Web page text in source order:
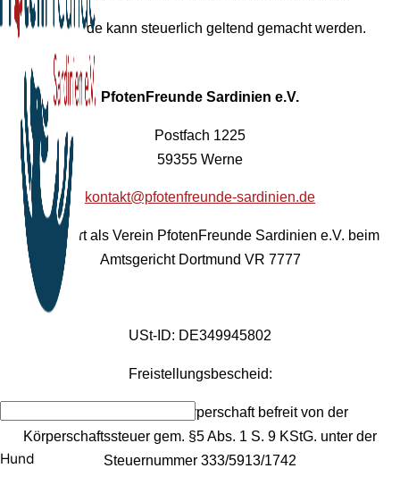
Hund
Ihre Spende kann steuerlich geltend gemacht werden.
PfotenFreunde Sardinien e.V.
Postfach 1225
59355 Werne
kontakt@pfotenfreunde-sardinien.de
Registriert als Verein PfotenFreunde Sardinien e.V. beim
Amtsgericht Dortmund VR 7777
USt-ID: DE349945802
Freistellungsbescheid:
Als gemeinnützige Körperschaft befreit von der
Körperschaftssteuer gem. §5 Abs. 1 S. 9 KStG. unter der
Steuernummer 333/5913/1742